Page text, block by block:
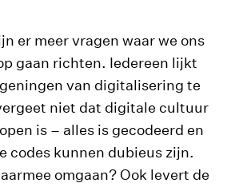
er meer vragen waar we ons
gaan richten. Iedereen lijkt
van digitalisering te
niet dat digitale cultuur
is – alles is gecodeerd en
codes kunnen dubieus zijn.
omgaan? Ook levert de